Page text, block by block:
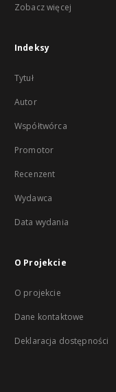
Zobacz więcej
Indeksy
Tytuł
Autor
Współtwórca
Promotor
Recenzent
Wydawca
Data wydania
O Projekcie
O projekcie
Dane kontaktowe
Deklaracja dostępności